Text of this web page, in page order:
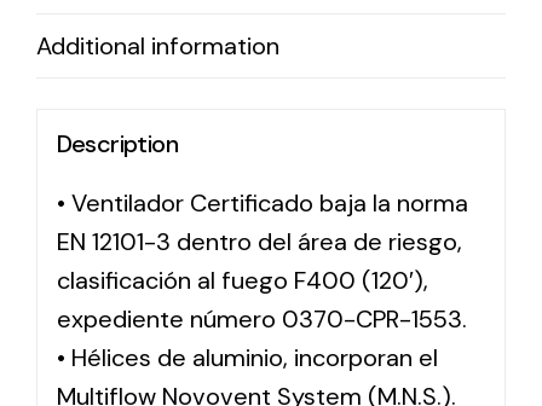
Additional information
Description
• Ventilador Certificado baja la norma
EN 12101-3 dentro del área de riesgo,
clasificación al fuego F400 (120′),
expediente número 0370-CPR-1553.
• Hélices de aluminio, incorporan el
Multiflow Novovent System (M.N.S.).